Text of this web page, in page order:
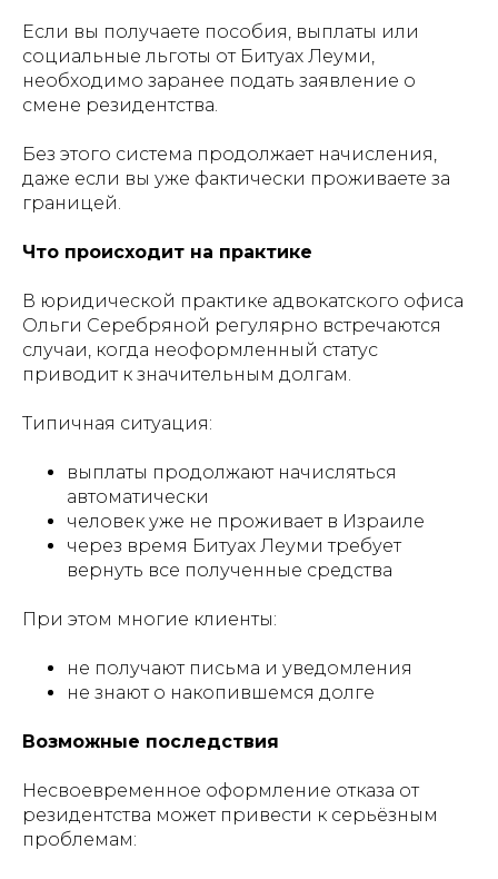
Если вы получаете пособия, выплаты или
социальные льготы от Битуах Леуми,
необходимо заранее подать заявление о
смене резидентства.
Без этого система продолжает начисления,
даже если вы уже фактически проживаете за
границей.
Что происходит на практике
В юридической практике адвокатского офиса
Ольги Серебряной регулярно встречаются
случаи, когда неоформленный статус
приводит к значительным долгам.
Типичная ситуация:
выплаты продолжают начисляться
автоматически
человек уже не проживает в Израиле
через время Битуах Леуми требует
вернуть все полученные средства
При этом многие клиенты:
не получают письма и уведомления
не знают о накопившемся долге
Возможные последствия
Несвоевременное оформление отказа от
резидентства может привести к серьёзным
проблемам: